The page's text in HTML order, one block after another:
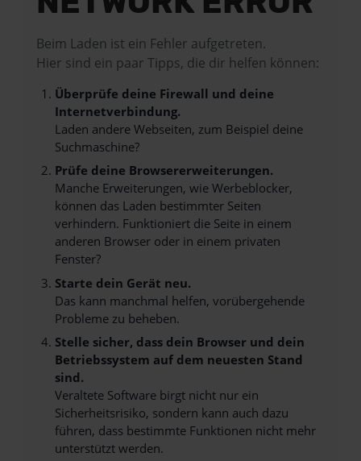
Beim Laden ist ein Fehler aufgetreten.
Hier sind ein paar Tipps, die dir helfen können:
Überprüfe deine Firewall und deine
Internetverbindung.
Laden andere Webseiten, zum Beispiel deine
Suchmaschine?
Prüfe deine Browsererweiterungen.
Manche Erweiterungen, wie Werbeblocker,
können das Laden bestimmter Seiten
verhindern. Funktioniert die Seite in einem
anderen Browser oder in einem privaten
Fenster?
Starte dein Gerät neu.
Das kann manchmal helfen, vorübergehende
Probleme zu beheben.
Stelle sicher, dass dein Browser und dein
Betriebssystem auf dem neuesten Stand
sind.
Veraltete Software birgt nicht nur ein
Sicherheitsrisiko, sondern kann auch dazu
führen, dass bestimmte Funktionen nicht mehr
unterstützt werden.